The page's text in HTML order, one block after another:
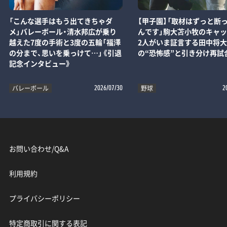
「こんな選手はもう出てきちゃダ
メ」バレーボール・清水邦広が乗り
越えた7度の手術と3度の五輪「福澤
の分まで、思いを乗っけて…」《引退
記念インタビュー》
バレーボール 2026/07/30
【甲子園】「取材はずっと断
んです」駒大苫小牧のキャ
2人がいま証言する田中将
の“恐怖感”と引き分け再試
野球
お問い合わせ/Q&A
利用規約
プライバシーポリシー
特定商取引に関する表記